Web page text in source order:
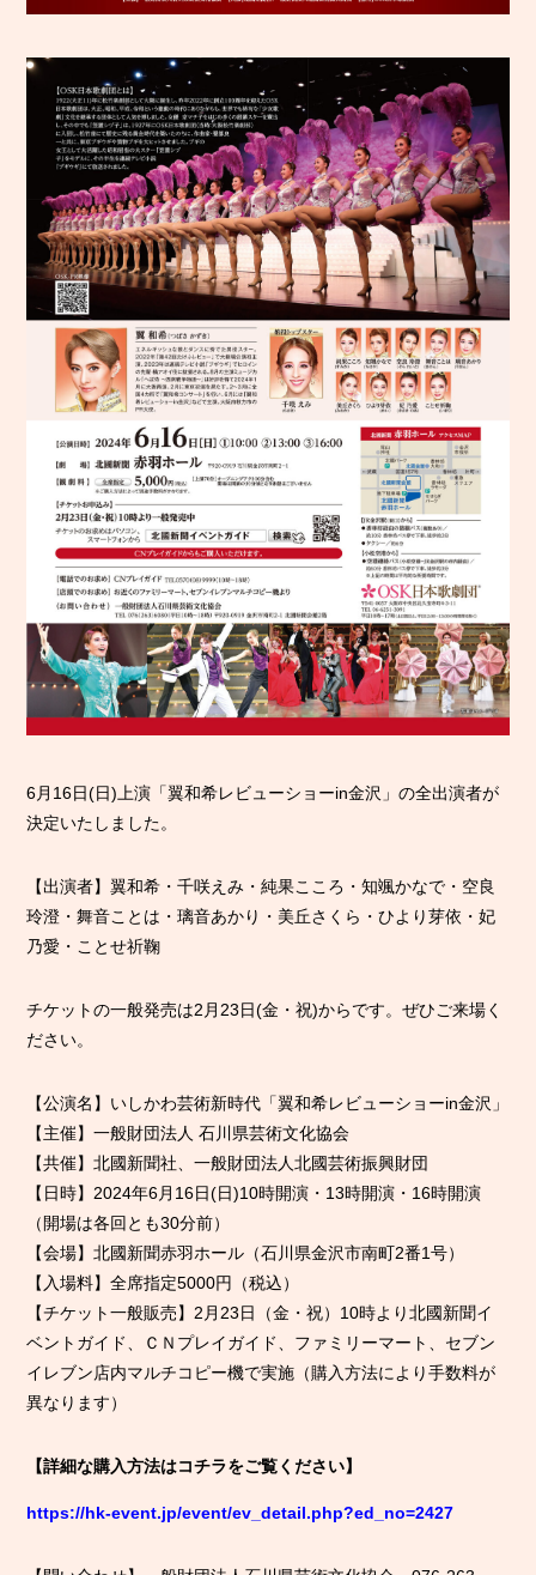
6月16日(日)上演「翼和希レビューショーin金沢」の全出演者が
決定いたしました。
【出演者】翼和希・千咲えみ・純果こころ・知颯かなで・空良
玲澄・舞音ことは・璃音あかり・美丘さくら・ひより芽依・妃
乃愛・ことせ祈鞠
チケットの一般発売は2月23日(金・祝)からです。ぜひご来場く
ださい。
【公演名】いしかわ芸術新時代「翼和希レビューショーin金沢」
【主催】一般財団法人 石川県芸術文化協会
【共催】北國新聞社、一般財団法人北國芸術振興財団
【日時】2024年6月16日(日)10時開演・13時開演・16時開演
（開場は各回とも30分前）
【会場】北國新聞赤羽ホール（石川県金沢市南町2番1号）
【入場料】全席指定5000円（税込）
【チケット一般販売】2月23日（金・祝）10時より北國新聞イ
ベントガイド、ＣＮプレイガイド、ファミリーマート、セブン
イレブン店内マルチコピー機で実施（購入方法により手数料が
異なります）
【詳細な購入方法はコチラをご覧ください】
https://hk-event.jp/event/ev_detail.php?ed_no=2427